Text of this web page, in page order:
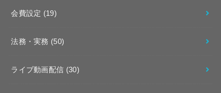
会費設定 (19)
法務・実務 (50)
ライブ動画配信 (30)